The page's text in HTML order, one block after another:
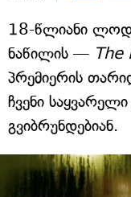
18-წლიანი
ნაწილის — The
პრემიერის
ჩვენი
გვიბრუნდებიან.